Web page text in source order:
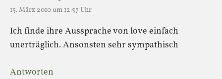
15. März 2010 um 12:57 Uhr
Ich finde ihre Aussprache von love einfach
unerträglich. Ansonsten sehr sympathisch
Antworten